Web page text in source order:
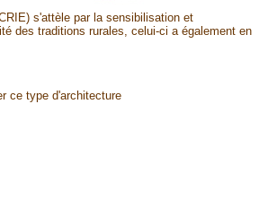
s'attèle par la sensibilisation et
des traditions rurales, celui-ci a également en
ce type d'architecture